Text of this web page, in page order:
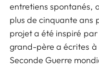
entretiens spontanés,
plus de cinquante ans
projet a été inspiré
grand-père a écrites
Seconde Guerre